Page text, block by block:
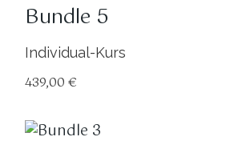
Bundle 5
Individual-Kurs
439,00€